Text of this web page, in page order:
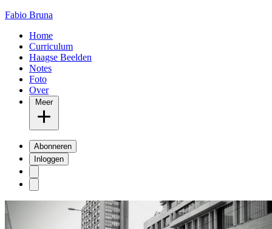
Fabio Bruna
Home
Curriculum
Haagse Beelden
Notes
Foto
Over
Meer
Abonneren
Inloggen